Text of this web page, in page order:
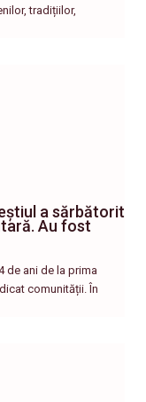
tradițiilor,
a sărbătorit
Au fost
de ani de la prima
comunității. În